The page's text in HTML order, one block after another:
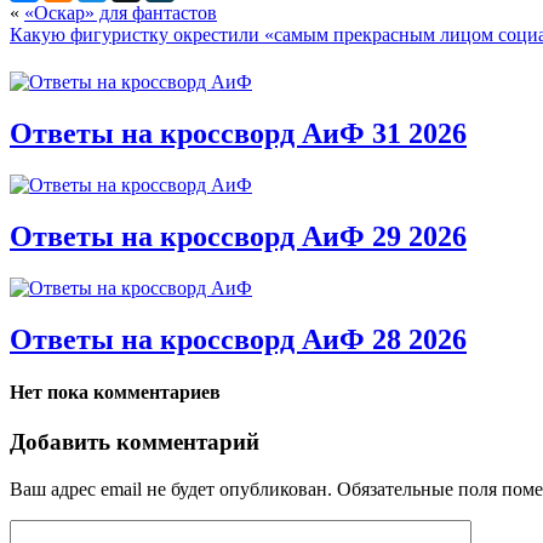
« «Оскар» для фантастов
Какую фигуристку окрестили «самым прекрасным лицом
Ответы на кроссворд АиФ 31 2026
Ответы на кроссворд АиФ 29 2026
Ответы на кроссворд АиФ 28 2026
Нет пока комментариев
Добавить комментарий
Ваш адрес email не будет опубликован. Обязательные поля